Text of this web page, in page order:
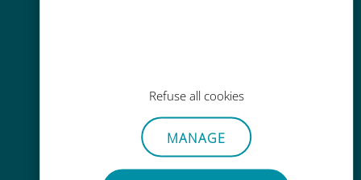
Refuse all cookies
MANAGE
コストパフォーマンス